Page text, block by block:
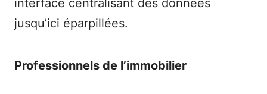
interface centralisant des données
jusqu’ici éparpillées.
Professionnels de l’immobilier